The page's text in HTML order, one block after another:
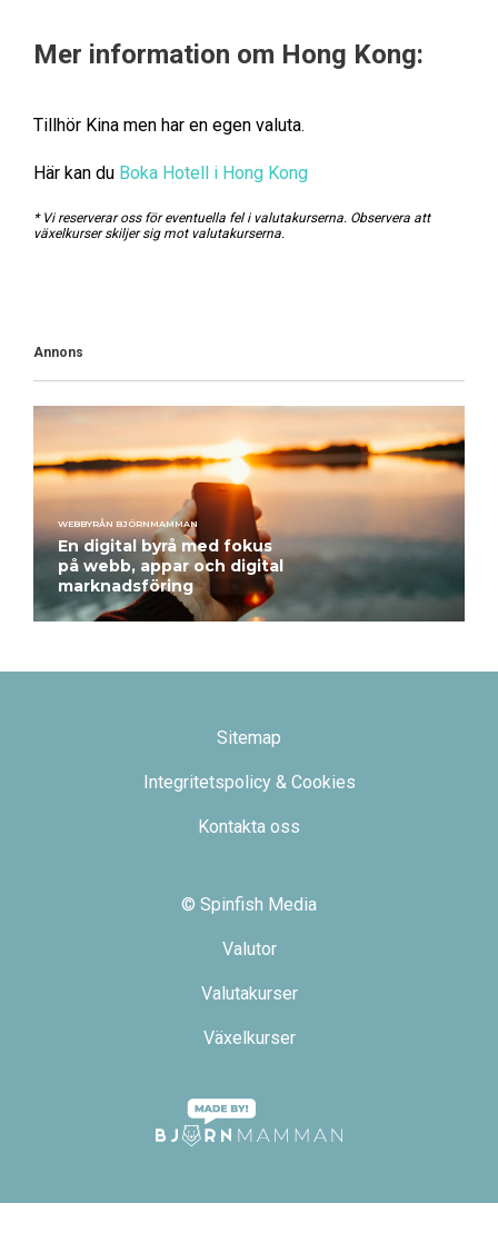
Mer information om Hong Kong:
Tillhör Kina men har en egen valuta.
Här kan du Boka Hotell i Hong Kong
* Vi reserverar oss för eventuella fel i valutakurserna. Observera att
växelkurser skiljer sig mot valutakurserna.
Annons
WEBBYRÅN BJÖRNMAMMAN
En digital byrå med fokus
på webb, appar och digital
marknadsföring
Sitemap
Integritetspolicy & Cookies
Kontakta oss
© Spinfish Media
Valutor
Valutakurser
Växelkurser